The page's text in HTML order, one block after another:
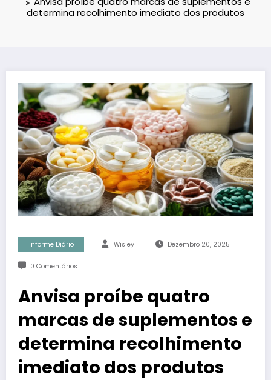
determina recolhimento imediato dos produtos
Informe Diário Wisley Dezembro 20, 2025
0 Comentários
Anvisa proíbe quatro
marcas de suplementos e
determina recolhimento
imediato dos produtos